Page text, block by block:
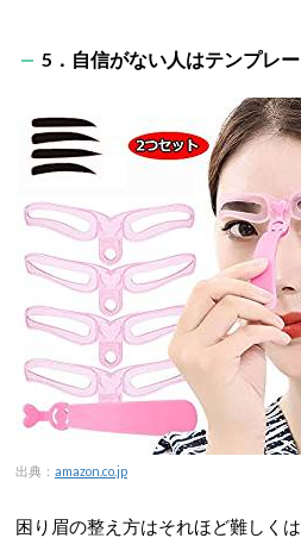
5．自信がない人はテンプレ
出典： amazon.co.jp
困り眉の整え方はそれほど難しく